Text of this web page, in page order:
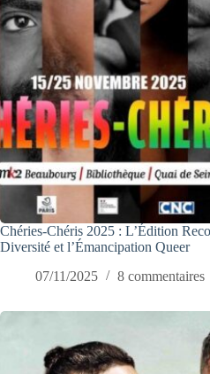
Chéries-Chéris 2025 : L’Édition
Diversité et l’Émancipation Queer
07/11/2025
8 commentaires